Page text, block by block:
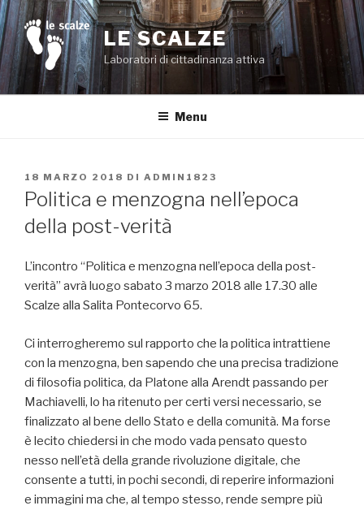
Salta
al
contenuto
LE SCALZE
Laboratori di cittadinanza attiva
Menu
PUBBLICATO
IL
18 MARZO 2018 DI ADMIN1823
Politica e menzogna nell’epoca
della post-verità
L’incontro “Politica e menzogna nell’epoca della post-
verità” avrà luogo sabato 3 marzo 2018 alle 17.30 alle
Scalze alla Salita Pontecorvo 65.
Ci interrogheremo sul rapporto che la politica intrattiene
con la menzogna, ben sapendo che una precisa tradizione
di filosofia politica, da Platone alla Arendt passando per
Machiavelli, lo ha ritenuto per certi versi necessario, se
finalizzato al bene dello Stato e della comunità. Ma forse
è lecito chiedersi in che modo vada pensato questo
nesso nell’età della grande rivoluzione digitale, che
consente a tutti, in pochi secondi, di reperire informazioni
e immagini ma che, al tempo stesso, rende sempre più